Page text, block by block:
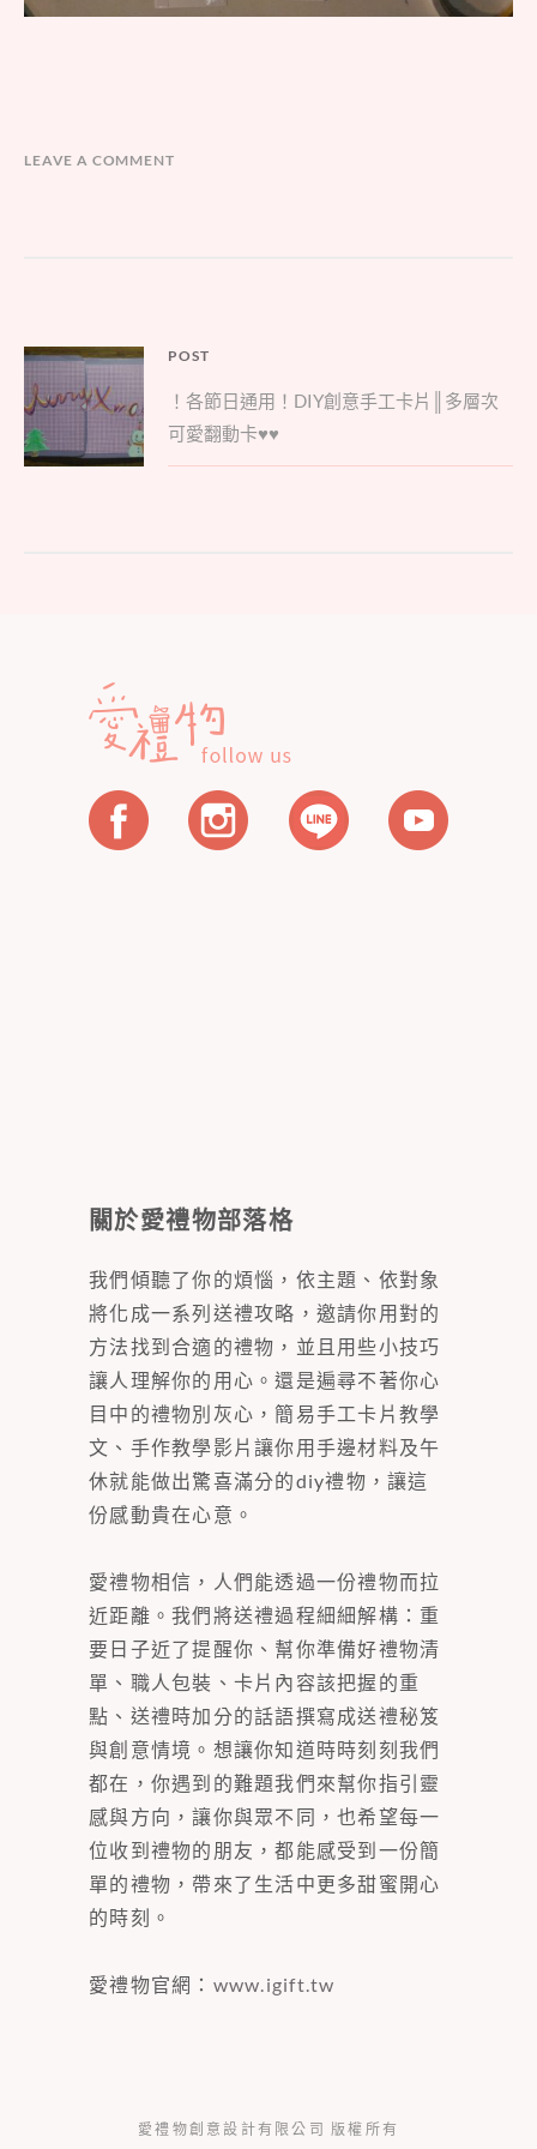
LEAVE A COMMENT
文
章
導
覽
POST
Parent
post:
！各節日通用！DIY創意手工卡片║多層次
可愛翻動卡♥♥
關於愛禮物部落格
我們傾聽了你的煩惱，依主題、依對象
將化成一系列送禮攻略，邀請你用對的
方法找到合適的禮物，並且用些小技巧
讓人理解你的用心。還是遍尋不著你心
目中的禮物別灰心，簡易手工卡片教學
文、手作教學影片讓你用手邊材料及午
休就能做出驚喜滿分的diy禮物，讓這
份感動貴在心意。
愛禮物相信，人們能透過一份禮物而拉
近距離。我們將送禮過程細細解構：重
要日子近了提醒你、幫你準備好禮物清
單、職人包裝、卡片內容該把握的重
點、送禮時加分的話語撰寫成送禮秘笈
與創意情境。想讓你知道時時刻刻我們
都在，你遇到的難題我們來幫你指引靈
感與方向，讓你與眾不同，也希望每一
位收到禮物的朋友，都能感受到一份簡
單的禮物，帶來了生活中更多甜蜜開心
的時刻。
愛禮物官網： www.igift.tw
愛禮物創意設計有限公司 版權所有